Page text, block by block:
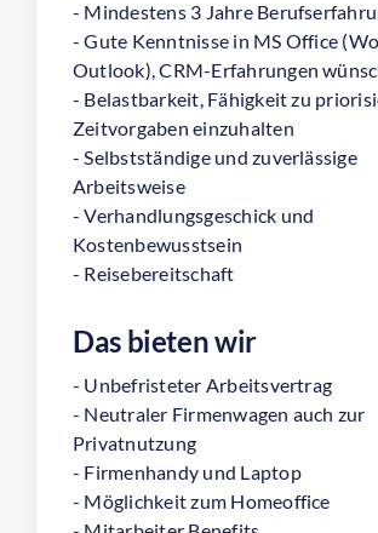
- Mindestens 3 Jahre
- Gute Kenntnisse in MS Office
Outlook), CRM-Erfahrungen
- Belastbarkeit, Fähigkeit zu
Zeitvorgaben einzuhalten
- Selbstständige und zuverlässige
Arbeitsweise
- Verhandlungsgeschick und
Kostenbewusstsein
- Reisebereitschaft
Das bieten wir
- Unbefristeter Arbeitsvertrag
- Neutraler Firmenwagen auch zur
Privatnutzung
- Firmenhandy und Laptop
- Möglichkeit zum Homeoffice